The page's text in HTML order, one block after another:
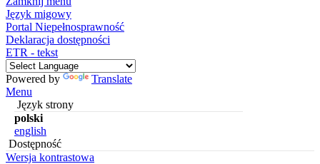
Język migowy
Portal Niepełnosprawność
Deklaracja dostępności
ETR - tekst
Powered by
Translate
Menu
Język strony
polski
english
Dostępność
Wersja kontrastowa